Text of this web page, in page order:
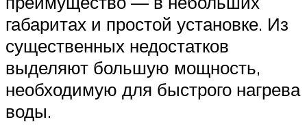
габаритах и простой установке. Из
существенных недостатков
выделяют большую мощность,
необходимую для быстрого нагрева
воды.